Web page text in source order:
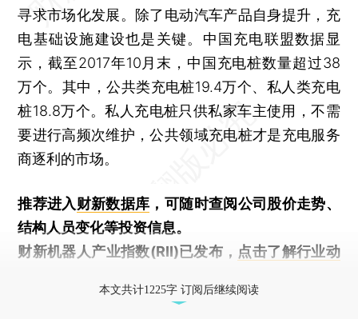
寻求市场化发展。除了电动汽车产品自身提升，充
电基础设施建设也是关键。中国充电联盟数据显
示，截至2017年10月末，中国充电桩数量超过38
万个。其中，公共类充电桩19.4万个、私人类充电
桩18.8万个。私人充电桩只供私家车主使用，不需
要进行高频次维护，公共领域充电桩才是充电服务
商逐利的市场。
推荐进入财新数据库 ，可随时查阅公司股价走势、
结构人员变化等投资信息。
财新机器人产业指数(RII)已发布， 点击了解行业动
本文共计1225字 订阅后继续阅读